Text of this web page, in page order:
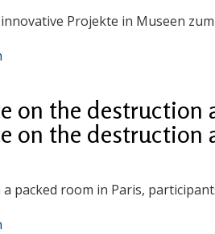
Projekte in Museen
on the
on the
a packed room in Paris,